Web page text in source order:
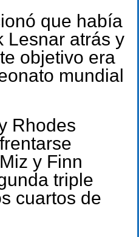
que había
Lesnar atrás y
objetivo era
mundial
Rhodes
y Finn
triple
cuartos de